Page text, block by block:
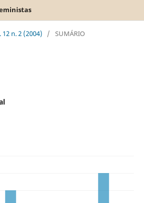
12 n. 2 (2004) / SUMÁRIO